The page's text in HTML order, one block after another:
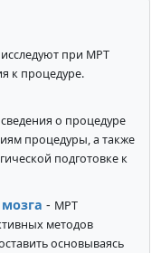
при МРТ
к процедуре.
о процедуре
процедуры, а также
подготовке к
- МРТ
методов
основываясь